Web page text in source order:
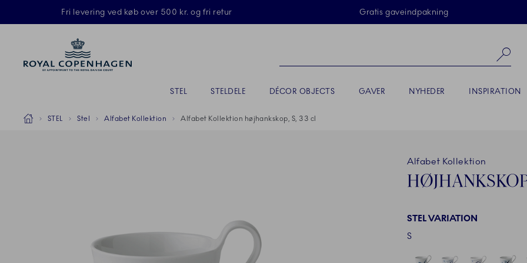
Skip Navigation
Fri levering ved køb over 500 kr. og fri retur Gratis gaveindpakning
STEL STELDELE DÉCOR OBJECTS GAVER NYHEDER INSPIRATION
Breadcrumb Headlinesss
HjemSTEL Stel Alfabet Kollektion Alfabet Kollektion højhankskop, S, 33 cl
Alfabet Kollektion
STEL VARIATION
S